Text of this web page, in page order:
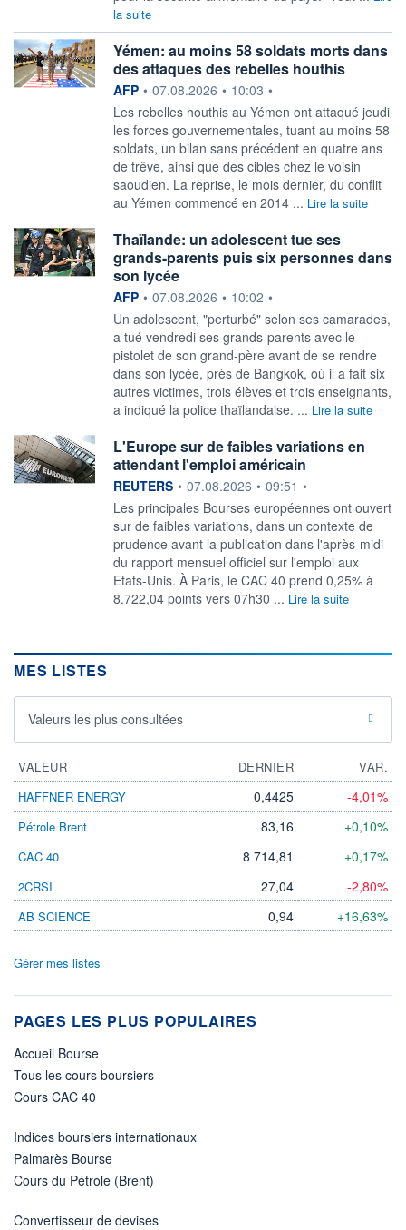
la suite
Yémen: au moins 58 soldats morts dans
des attaques des rebelles houthis
information fournie par
AFP • 07.08.2026 • 10:03 •
Les rebelles houthis au Yémen ont attaqué jeudi
les forces gouvernementales, tuant au moins 58
soldats, un bilan sans précédent en quatre ans
de trêve, ainsi que des cibles chez le voisin
saoudien. La reprise, le mois dernier, du conflit
au Yémen commencé en 2014 ... Lire la suite
Thaïlande: un adolescent tue ses
grands-parents puis six personnes dans
son lycée
information fournie par
AFP • 07.08.2026 • 10:02 •
Un adolescent, "perturbé" selon ses camarades,
a tué vendredi ses grands-parents avec le
pistolet de son grand-père avant de se rendre
dans son lycée, près de Bangkok, où il a fait six
autres victimes, trois élèves et trois enseignants,
a indiqué la police thaïlandaise. ... Lire la suite
L'Europe sur de faibles variations en
attendant l'emploi américain
information fournie par
REUTERS • 07.08.2026 • 09:51 •
Les principales Bourses européennes ont ouvert
sur de faibles variations, ‌dans un contexte de
prudence avant la publication dans l'après-midi
du rapport mensuel officiel sur l'emploi aux
Etats-Unis. À Paris, le CAC 40 prend ​0,25% à
8.722,04 points vers 07h30 ... Lire la suite
MES LISTES
Valeurs les plus consultées
VALEUR DERNIER
VAR.
HAFFNER ENERGY
0,4425 -4,01%
Pétrole Brent 83,16 +0,10%
CAC 40 8 714,81 +0,17%
2CRSI 27,04 -2,80%
AB SCIENCE 0,94 +16,63%
Gérer mes listes
PAGES LES PLUS POPULAIRES
Accueil Bourse
Tous les cours boursiers
Cours CAC 40
Indices boursiers internationaux
Palmarès Bourse
Cours du Pétrole (Brent)
Convertisseur de devises